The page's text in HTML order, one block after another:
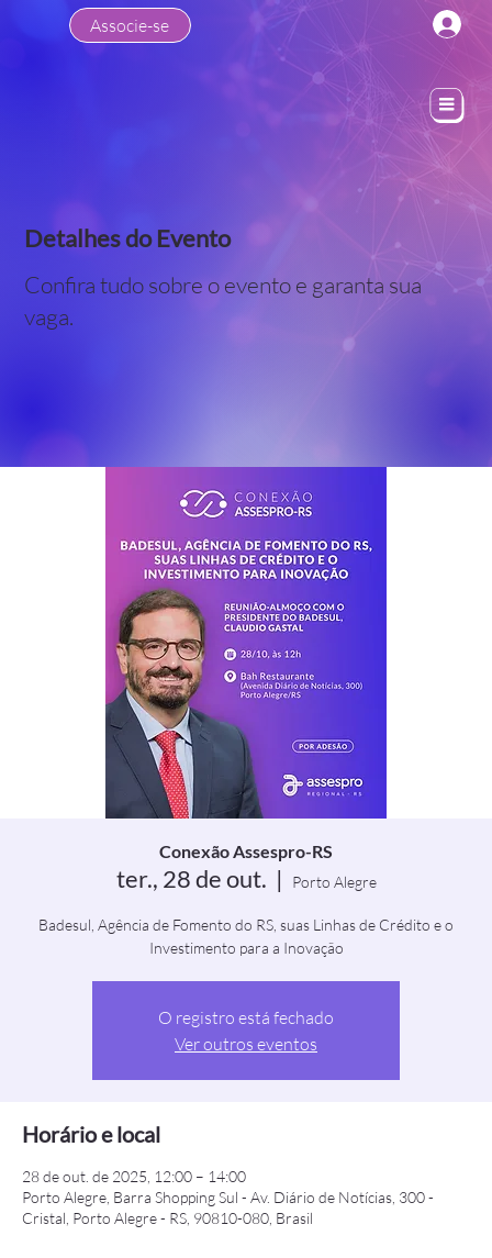
Associe-se
Detalhes do Evento
Confira tudo sobre o evento e garanta sua
vaga.
Conexão Assespro-RS
ter., 28 de out.
  |
Porto Alegre
Badesul, Agência de Fomento do RS, suas Linhas de Crédito e o
Investimento para a Inovação
O registro está fechado
Ver outros eventos
Horário e local
28 de out. de 2025, 12:00 – 14:00
Porto Alegre, Barra Shopping Sul - Av. Diário de Notícias, 300 -
Cristal, Porto Alegre - RS, 90810-080, Brasil